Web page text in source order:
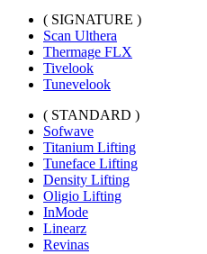
( SIGNATURE )
Scan Ulthera
Thermage FLX
Tivelook
Tunevelook
( STANDARD )
Sofwave
Titanium Lifting
Tuneface Lifting
Density Lifting
Oligio Lifting
InMode
Linearz
Revinas